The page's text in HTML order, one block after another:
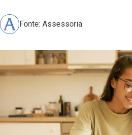
Fonte: Assessoria